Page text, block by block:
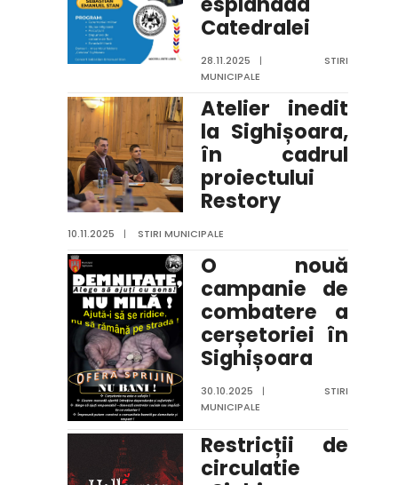
Catedralei
28.11.2025 |
STIRI
MUNICIPALE
Atelier inedit
la Sighișoara,
în cadrul
proiectului
Restory
10.11.2025 | STIRI MUNICIPALE
O nouă
campanie de
combatere a
cerșetoriei în
Sighișoara
30.10.2025 |
STIRI
MUNICIPALE
Restricții de
circulatie